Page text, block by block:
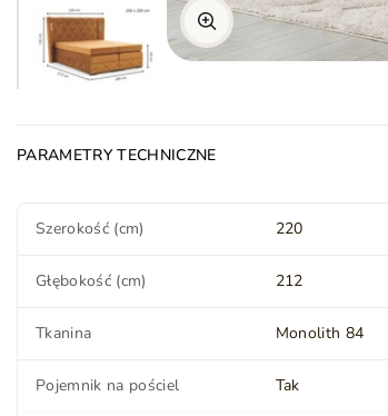
PARAMETRY TECHNICZNE
Szerokość (cm) 220
Głębokość (cm) 212
Tkanina Monolith 84
Pojemnik na pościel Tak